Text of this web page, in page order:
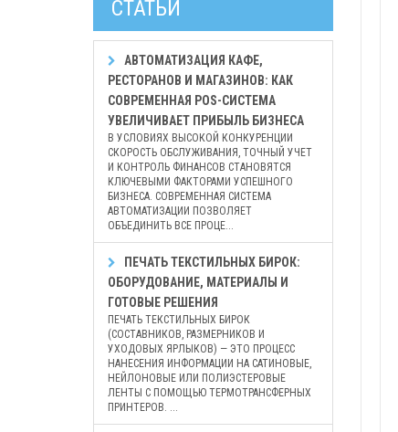
СТАТЬИ
АВТОМАТИЗАЦИЯ КАФЕ,
РЕСТОРАНОВ И МАГАЗИНОВ: КАК
СОВРЕМЕННАЯ POS-СИСТЕМА
УВЕЛИЧИВАЕТ ПРИБЫЛЬ БИЗНЕСА
В УСЛОВИЯХ ВЫСОКОЙ КОНКУРЕНЦИИ
СКОРОСТЬ ОБСЛУЖИВАНИЯ, ТОЧНЫЙ УЧЕТ
И КОНТРОЛЬ ФИНАНСОВ СТАНОВЯТСЯ
КЛЮЧЕВЫМИ ФАКТОРАМИ УСПЕШНОГО
БИЗНЕСА. СОВРЕМЕННАЯ СИСТЕМА
АВТОМАТИЗАЦИИ ПОЗВОЛЯЕТ
ОБЪЕДИНИТЬ ВСЕ ПРОЦЕ...
ПЕЧАТЬ ТЕКСТИЛЬНЫХ БИРОК:
ОБОРУДОВАНИЕ, МАТЕРИАЛЫ И
ГОТОВЫЕ РЕШЕНИЯ
ПЕЧАТЬ ТЕКСТИЛЬНЫХ БИРОК
(СОСТАВНИКОВ, РАЗМЕРНИКОВ И
УХОДОВЫХ ЯРЛЫКОВ) — ЭТО ПРОЦЕСС
НАНЕСЕНИЯ ИНФОРМАЦИИ НА САТИНОВЫЕ,
НЕЙЛОНОВЫЕ ИЛИ ПОЛИЭСТЕРОВЫЕ
ЛЕНТЫ С ПОМОЩЬЮ ТЕРМОТРАНСФЕРНЫХ
ПРИНТЕРОВ. ...